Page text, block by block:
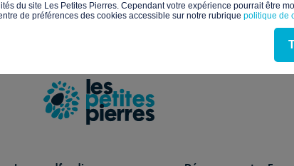
de vos données et vos droits.
du site Les Petites Pierres. Cependant votre expérience pourrait être
de préférences des cookies accessible sur notre rubrique politique de